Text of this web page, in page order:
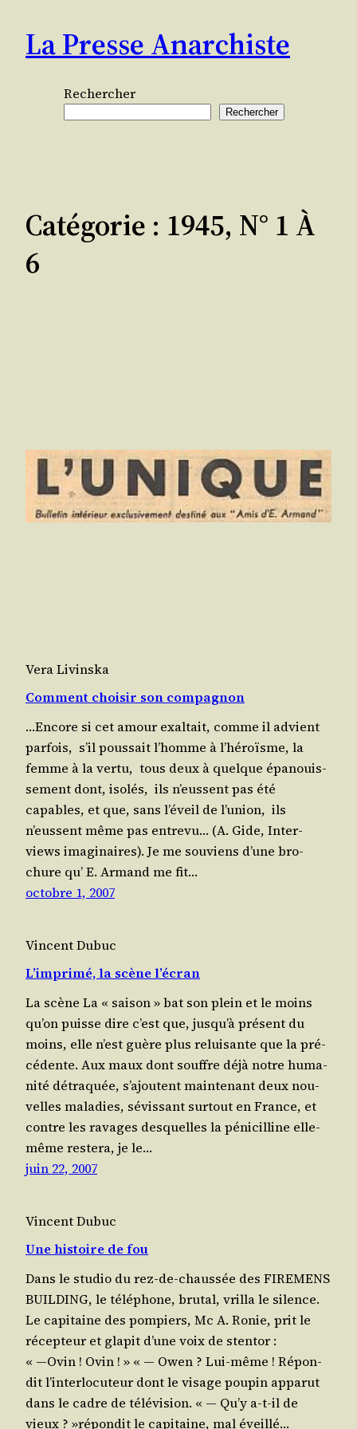
contenu
La Presse Anarchiste
Rechercher
Rechercher
Catégorie : 1945, N° 1 À
6
Vera Livinska
Comment choisir son compagnon
…Encore si cet amour exal­tait, comme il advient
parfois, s’il pous­sait l’homme à l’hé­roïsme, la
femme à la vertu, tous deux à quelque épa­nouis­
se­ment dont, isolés, ils n’eussent pas été
capables, et que, sans l’é­veil de l’union, ils
n’eussent même pas entrevu… (A. Gide, Inter­
views imaginaires). Je me sou­viens d’une bro­
chure qu’ E. Armand me fit…
octobre 1, 2007
Vincent Dubuc
L’imprimé, la scène l’écran
La scène La « sai­son » bat son plein et le moins
qu’on puisse dire c’est que, jus­qu’à pré­sent du
moins, elle n’est guère plus relui­sante que la pré­
cé­dente. Aux maux dont souffre déjà notre huma­
ni­té détra­quée, s’a­joutent main­te­nant deux nou­
velles mala­dies, sévis­sant sur­tout en France, et
contre les ravages des­quelles la péni­cil­line elle-
même res­te­ra, je le…
juin 22, 2007
Vincent Dubuc
Une histoire de fou
Dans le stu­dio du rez-de-chaus­sée des FIREMENS
BUILDING, le télé­phone, bru­tal, vrilla le silence.
Le capi­taine des pom­piers, Mc A. Ronie, prit le
récep­teur et gla­pit d’une voix de stentor :
« ―Ovin ! Ovin ! » « ― Owen ? Lui-même ! Répon­
dit l’in­ter­lo­cu­teur dont le visage pou­pin appa­rut
dans le cadre de télévision. « ― Qu’y a‑t-il de
vieux ? »répon­dit le capi­taine, mal éveillé…